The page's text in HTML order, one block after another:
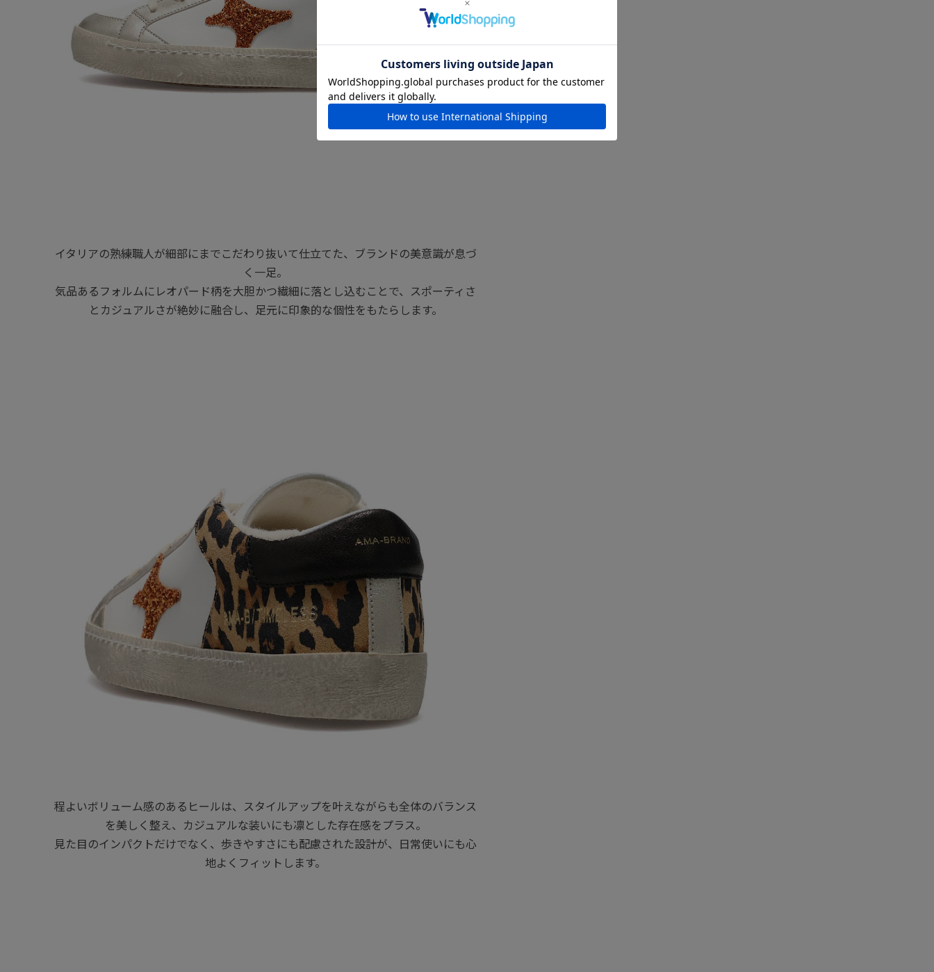
イタリアの熟練職人が細部にまでこだわり抜いて仕立てた、ブランドの美意識が息づ
く一足。
気品あるフォルムにレオパード柄を大胆かつ繊細に落とし込むことで、スポーティさ
とカジュアルさが絶妙に融合し、足元に印象的な個性をもたらします。
程よいボリューム感のあるヒールは、スタイルアップを叶えながらも全体のバランス
を美しく整え、カジュアルな装いにも凛とした存在感をプラス。
見た目のインパクトだけでなく、歩きやすさにも配慮された設計が、日常使いにも心
地よくフィットします。